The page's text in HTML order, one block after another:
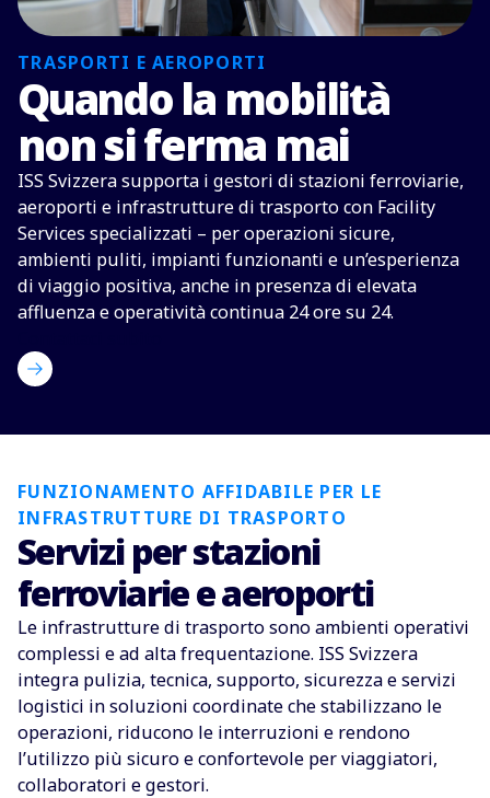
TRASPORTI E AEROPORTI
Quando la mobilità
non si ferma mai
ISS Svizzera supporta i gestori di stazioni ferroviarie,
aeroporti e infrastrutture di trasporto con Facility
Services specializzati – per operazioni sicure,
ambienti puliti, impianti funzionanti e un’esperienza
di viaggio positiva, anche in presenza di elevata
affluenza e operatività continua 24 ore su 24.
FUNZIONAMENTO AFFIDABILE PER LE
INFRASTRUTTURE DI TRASPORTO
Servizi per stazioni
ferroviarie e aeroporti
Le infrastrutture di trasporto sono ambienti operativi
complessi e ad alta frequentazione. ISS Svizzera
integra pulizia, tecnica, supporto, sicurezza e servizi
logistici in soluzioni coordinate che stabilizzano le
operazioni, riducono le interruzioni e rendono
l’utilizzo più sicuro e confortevole per viaggiatori,
collaboratori e gestori.